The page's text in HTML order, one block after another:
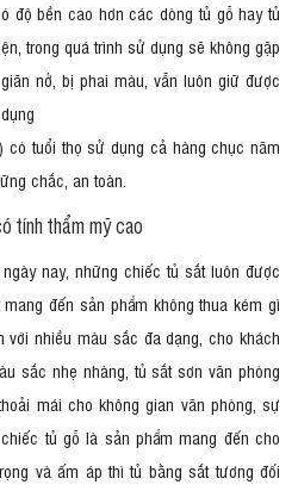
độ bền cao hơn các dòng tủ gỗ hay tủ
trong quá trình sử dụng sẽ không gặp
nở, bị phai màu, vẫn luôn giữ được
có tuổi thọ sử dụng cả hàng chục năm
chắc, an toàn.
tính thẩm mỹ cao
nay, những chiếc tủ sắt luôn được
đến sản phẩm không thua kém gì
nhiều màu sắc đa dạng, cho khách
sắc nhẹ nhàng, tủ sắt sơn văn phòng
mái cho không gian văn phòng, sự
tủ gỗ là sản phẩm mang đến cho
và ấm áp thì tủ bằng sắt tương đối